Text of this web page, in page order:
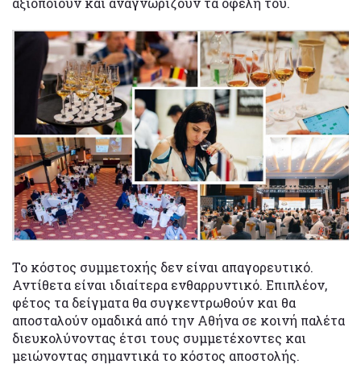
Το κόστος συμμετοχής δεν είναι απαγορευτικό.
Αντίθετα είναι ιδιαίτερα ενθαρρυντικό. Επιπλέον,
φέτος τα δείγματα θα συγκεντρωθούν και θα
αποσταλούν ομαδικά από την Αθήνα σε κοινή παλέτα
διευκολύνοντας έτσι τους συμμετέχοντες και
μειώνοντας σημαντικά το κόστος αποστολής.